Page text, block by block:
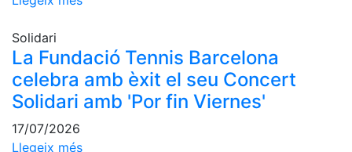
Penyes del
Club
Wellness
Center
Servei de
Solidari
La Fundació Tennis Barcelona
celebra amb èxit el seu Concert
Solidari amb 'Por fin Viernes'
17/07/2026
Llegeix més